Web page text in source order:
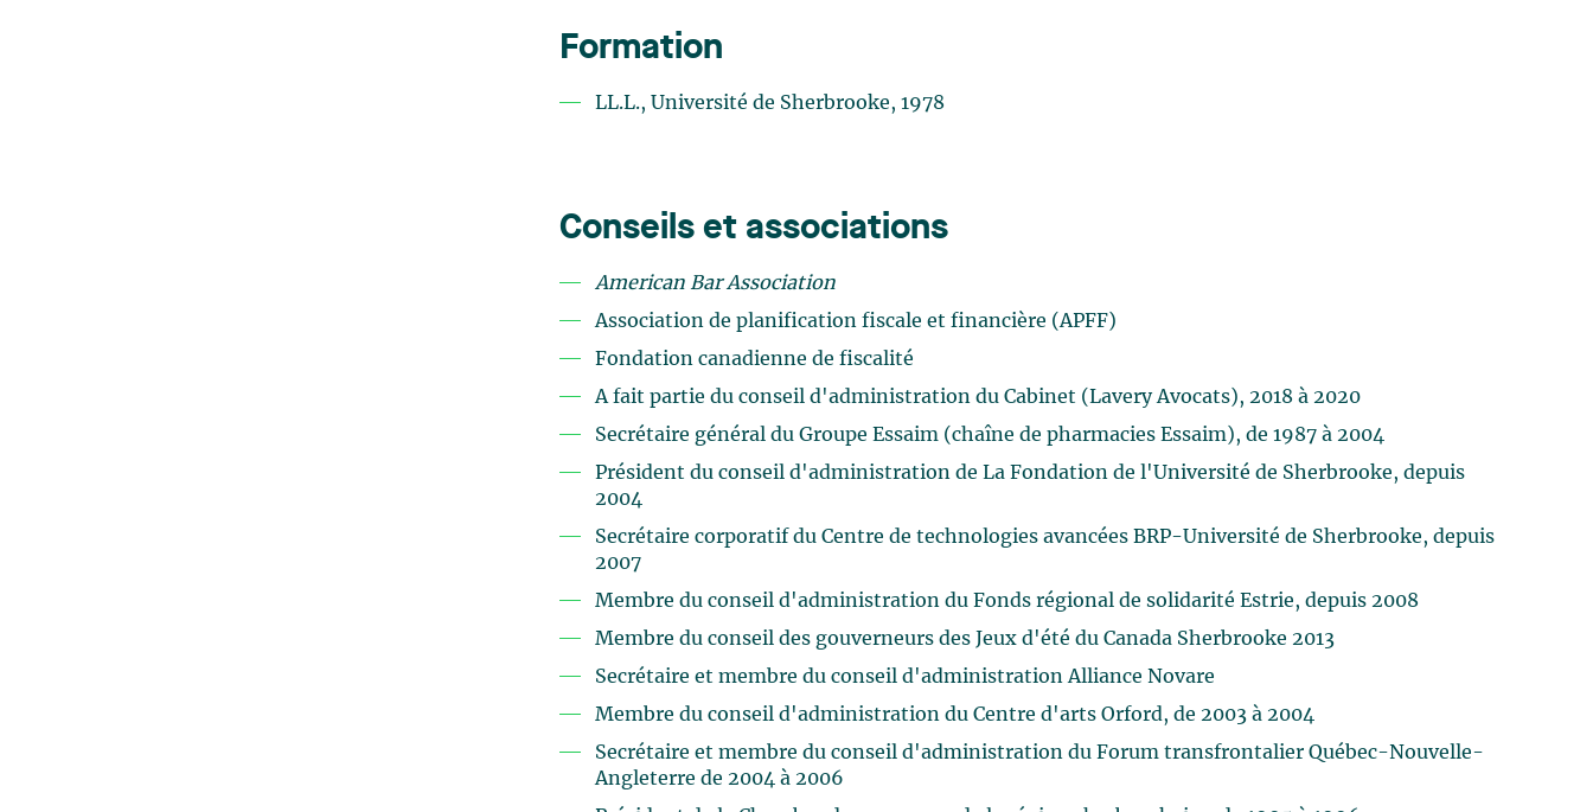
Formation
LL.L., Université de Sherbrooke, 1978
Conseils et associations
American Bar Association
Association de planification fiscale et financière (APFF)
Fondation canadienne de fiscalité
A fait partie du conseil d'administration du Cabinet (Lavery Avocats), 2018 à 2020
Secrétaire général du Groupe Essaim (chaîne de pharmacies Essaim), de 1987 à 2004
Président du conseil d'administration de La Fondation de l'Université de Sherbrooke, depuis
2004
Secrétaire corporatif du Centre de technologies avancées BRP-Université de Sherbrooke, depuis
2007
Membre du conseil d'administration du Fonds régional de solidarité Estrie, depuis 2008
Membre du conseil des gouverneurs des Jeux d'été du Canada Sherbrooke 2013
Secrétaire et membre du conseil d'administration Alliance Novare
Membre du conseil d'administration du Centre d'arts Orford, de 2003 à 2004
Secrétaire et membre du conseil d'administration du Forum transfrontalier Québec-Nouvelle-
Angleterre de 2004 à 2006